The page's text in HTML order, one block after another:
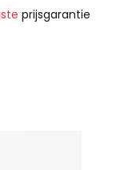
prijsgarantie